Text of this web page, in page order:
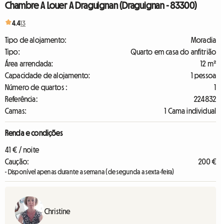
Chambre A Louer A Draguignan (Draguignan - 83300)
4.413
Tipo de alojamento:
Moradia
Tipo:
Quarto em casa do anfitrião
Área arrendada:
12 m²
Capacidade de alojamento:
1 pessoa
Número de quartos :
1
Referência:
224832
Camas:
1 Cama individual
Renda e condições
41 € / noite
Caução:
200 €
- Disponível apenas durante a semana (de segunda a sexta-feira)
Christine